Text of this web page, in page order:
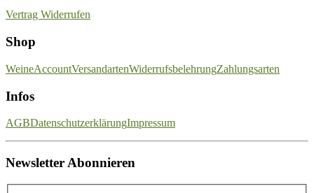
Vertrag Widerrufen
Shop
WeineAccountVersandartenWiderrufsbelehrungZahlungsarten
Infos
AGBDatenschutzerklärungImpressum
Newsletter Abonnieren